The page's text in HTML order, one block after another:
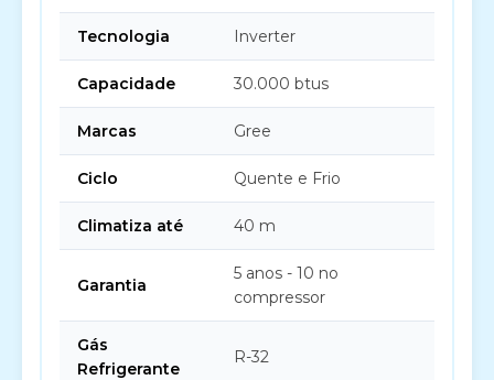
Tecnologia Inverter
Capacidade 30.000 btus
Marcas Gree
Ciclo Quente e Frio
Climatiza até 40 m
Garantia
5 anos - 10 no
compressor
Gás
Refrigerante
R-32